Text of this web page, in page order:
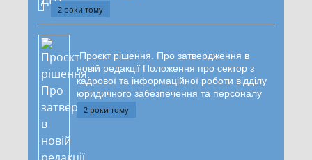
2 роки тому
Проєкт рішення. Про затвердження в
новій редакції Положення про сектор з
кадрової та інформаційної роботи відділу
юридичного забезпечення та персоналу
2 роки тому